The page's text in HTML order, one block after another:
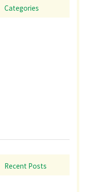
Categories
Recent Posts